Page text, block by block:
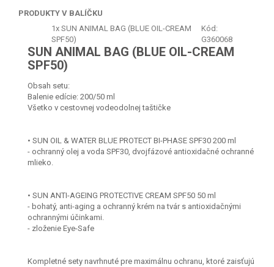
PRODUKTY V BALÍČKU
1x SUN ANIMAL BAG (BLUE OIL-CREAM
SPF50)
Kód:
G360068
SUN ANIMAL BAG (BLUE OIL-CREAM
SPF50)
Obsah setu:
Balenie edície: 200/50 ml
Všetko v cestovnej vodeodolnej taštičke
• SUN OIL & WATER BLUE PROTECT BI-PHASE SPF30 200 ml
- ochranný olej a voda SPF30, dvojfázové antioxidačné ochranné
mlieko.
• SUN ANTI-AGEING PROTECTIVE CREAM SPF50 50 ml
- bohatý, anti-aging a ochranný krém na tvár s antioxidačnými
ochrannými účinkami.
- zloženie Eye-Safe
Kompletné sety navrhnuté pre maximálnu ochranu, ktoré zaisťujú